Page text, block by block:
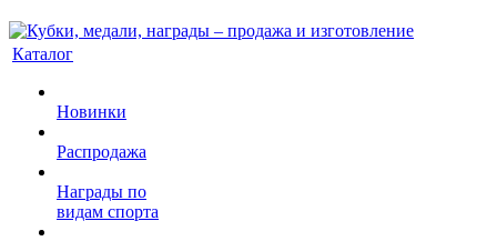
Каталог
Новинки
Распродажа
Награды по
видам спорта